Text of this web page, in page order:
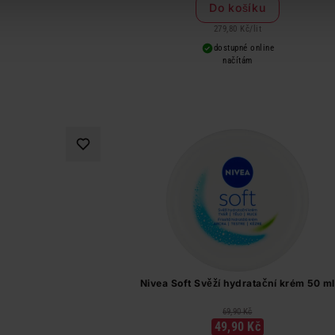
Do košíku
279,80 Kč/ lit
dostupné online
načítám
Nivea Soft Svěží hydratační krém 50 ml
69,90 Kč
49,90 Kč